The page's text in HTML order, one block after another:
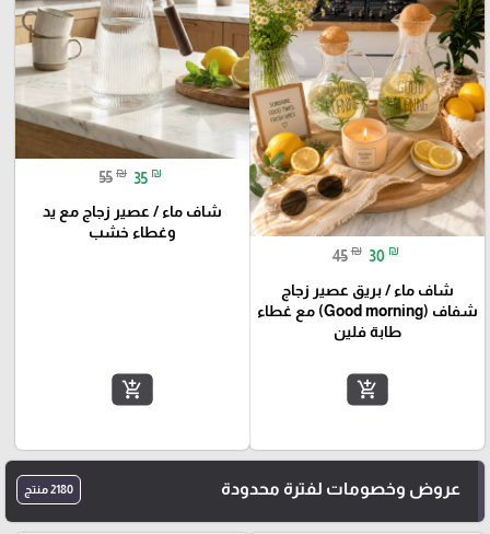
45 ₪ 30 ₪
شاف ماء / بريق عصير زجاج
شفاف (Good morning) مع غطاء
طابة فلين
add_shopping_cart
55 ₪ 35 ₪
شاف ماء / عصير زجاج مع يد
وغطاء خشب
add_shopping_cart
عروض وخصومات لفترة محدودة 2180 منتج